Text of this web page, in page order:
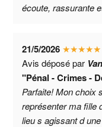
écoute, rassurante
21/5/2026 ★★★★★
Avis déposé par
"Pénal - Crimes -
Parfaite! Mon choix
représenter ma fille
lieu s agissant d